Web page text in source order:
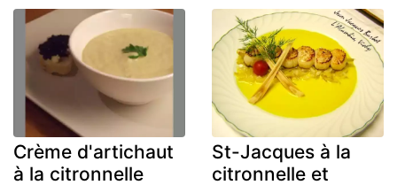
Crème d'artichaut
à la citronnelle
St-Jacques à la
citronnelle et